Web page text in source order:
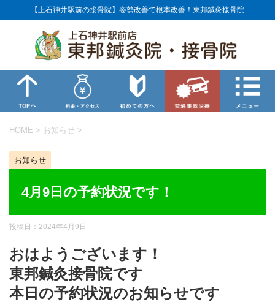
【上石神井駅前の接骨院】姿勢改善で根本改善！東邦鍼灸接骨院
HOME > お知らせ >
お知らせ
4月9日の予約状況です！
投稿日： 2024年4月9日
おはようございます！
東邦鍼灸接骨院です
本日の予約状況のお知らせです